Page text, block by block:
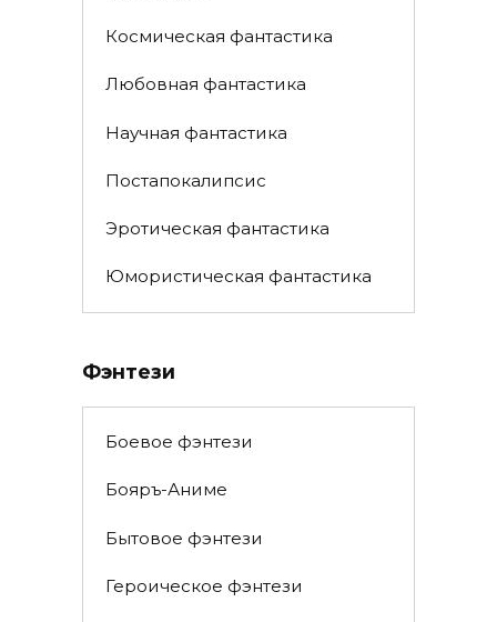
Космическая фантастика
Любовная фантастика
Научная фантастика
Постапокалипсис
Эротическая фантастика
Юмористическая фантастика
Фэнтези
Боевое фэнтези
Бояръ-Аниме
Бытовое фэнтези
Героическое фэнтези